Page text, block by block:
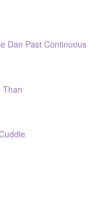
Dan Past Continuous
Than